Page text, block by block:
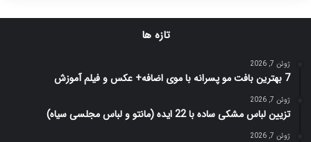
تازه ها
ژوئن 7, 2026
7 بهترین بافت مو پسرانه با موی اضافه+ عکس و فیلم آموزش
ژوئن 7, 2026
تزیین لباس مشکی ساده با 22 ایده (مانتو و لباس مجلسی سیاه)
ژوئن 7, 2026